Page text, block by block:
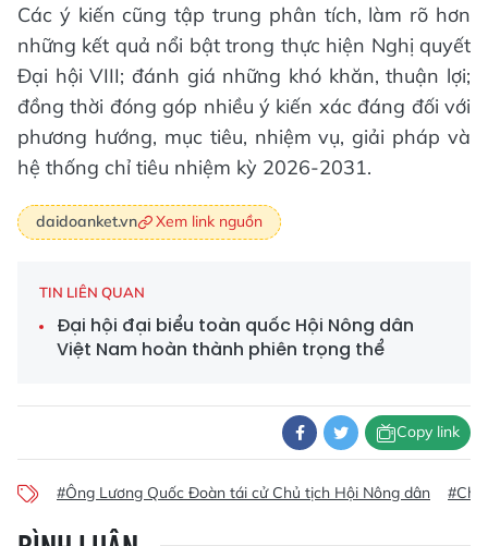
Các ý kiến cũng tập trung phân tích, làm rõ hơn
những kết quả nổi bật trong thực hiện Nghị quyết
Đại hội VIII; đánh giá những khó khăn, thuận lợi;
đồng thời đóng góp nhiều ý kiến xác đáng đối với
phương hướng, mục tiêu, nhiệm vụ, giải pháp và
hệ thống chỉ tiêu nhiệm kỳ 2026-2031.
daidoanket.vn Xem link nguồn
TIN LIÊN QUAN
Đại hội đại biểu toàn quốc Hội Nông dân
Việt Nam hoàn thành phiên trọng thể
Copy link
#Ông Lương Quốc Đoàn tái cử Chủ tịch Hội Nông dân